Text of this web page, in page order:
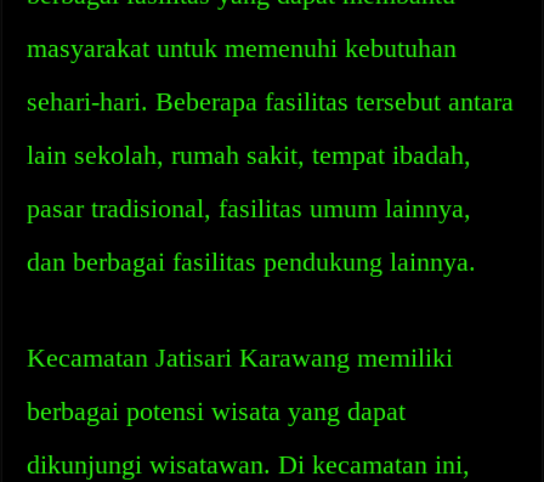
masyarakat untuk memenuhi kebutuhan
sehari-hari. Beberapa fasilitas tersebut antara
lain sekolah, rumah sakit, tempat ibadah,
pasar tradisional, fasilitas umum lainnya,
dan berbagai fasilitas pendukung lainnya.
Kecamatan Jatisari Karawang memiliki
berbagai potensi wisata yang dapat
dikunjungi wisatawan. Di kecamatan ini,